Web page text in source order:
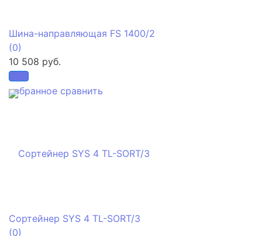
избранное сравнить
Шина-направляющая FS 1400/2
(0)
10 508 руб.
Сортейнер SYS 4 TL-SORT/3
(0)